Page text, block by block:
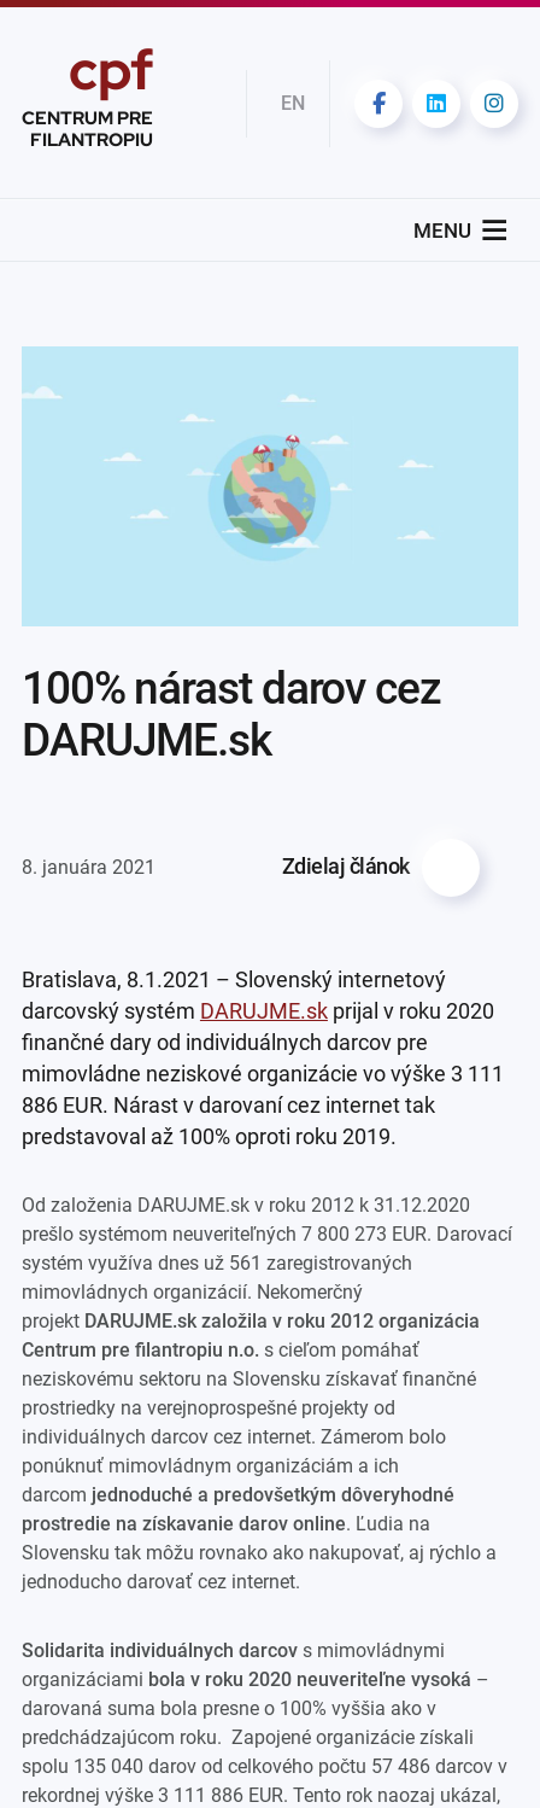
cpf
CENTRUM PRE
FILANTROPIU
EN
MENU
8. januára 2021 Zdielaj článok
100% nárast darov cez
DARUJME.sk
Bratislava, 8.1.2021 – Slovenský internetový
darcovský systém DARUJME.skprijal v roku 2020
finančné dary od individuálnych darcov pre
mimovládne neziskové organizácie vo výške 3 111
886 EUR. Nárast v darovaní cez internet tak
predstavoval až 100% oproti roku 2019.
Od založenia DARUJME.sk v roku 2012 k 31.12.2020
prešlo systémom neuveriteľných 7 800 273 EUR. Darovací
systém využíva dnes už 561 zaregistrovaných
mimovládnych organizácií. Nekomerčný
projekt DARUJME.sk založila v roku 2012 organizácia
Centrum pre filantropiu n.o. s cieľom pomáhať
neziskovému sektoru na Slovensku získavať finančné
prostriedky na verejnoprospešné projekty od
individuálnych darcov cez internet. Zámerom bolo
ponúknuť mimovládnym organizáciám a ich
darcom jednoduché a predovšetkým dôveryhodné
prostredie na získavanie darov online. Ľudia na
Slovensku tak môžu rovnako ako nakupovať, aj rýchlo a
jednoducho darovať cez internet.
Solidarita individuálnych darcovs mimovládnymi
organizáciami bola v roku 2020 neuveriteľne vysoká –
darovaná suma bola presne o 100% vyššia ako v
predchádzajúcom roku. Zapojené organizácie získali
spolu 135 040 darov od celkového počtu 57 486 darcov v
rekordnej výške 3 111 886 EUR. Tento rok naozaj ukázal,